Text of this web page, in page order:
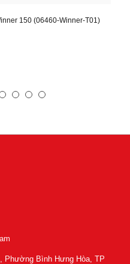
150 (06460-Winner-T01)
Phường Bình Hưng Hòa, TP